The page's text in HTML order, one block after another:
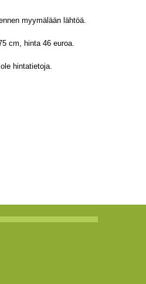
myymälään lähtöä.
cm, hinta 46 euroa.
hintatietoja.